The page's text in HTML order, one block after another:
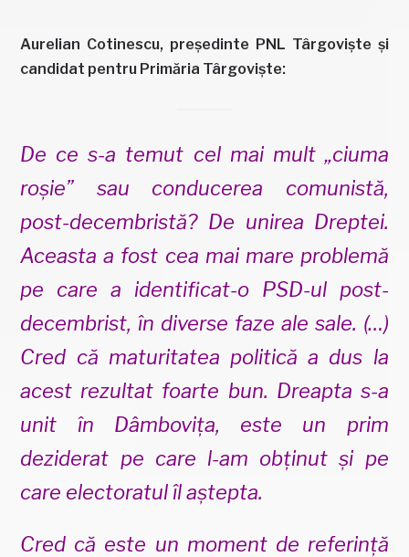
Aurelian Cotinescu, președinte PNL Târgoviște și
candidat pentru Primăria Târgoviște:
De ce s-a temut cel mai mult „ciuma
roșie” sau conducerea comunistă,
post-decembristă? De unirea Dreptei.
Aceasta a fost cea mai mare problemă
pe care a identificat-o PSD-ul post-
decembrist, în diverse faze ale sale. (…)
Cred că maturitatea politică a dus la
acest rezultat foarte bun. Dreapta s-a
unit în Dâmbovița, este un prim
deziderat pe care l-am obținut și pe
care electoratul îl aștepta.
Cred că este un moment de referință